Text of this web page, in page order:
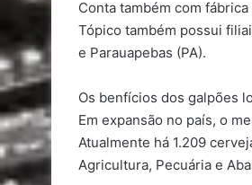
Conta também com
Tópico também possui
e Parauapebas (PA).
Os benfícios dos galpões
Em expansão no país, o
Atualmente há 1.209
Agricultura, Pecuária e